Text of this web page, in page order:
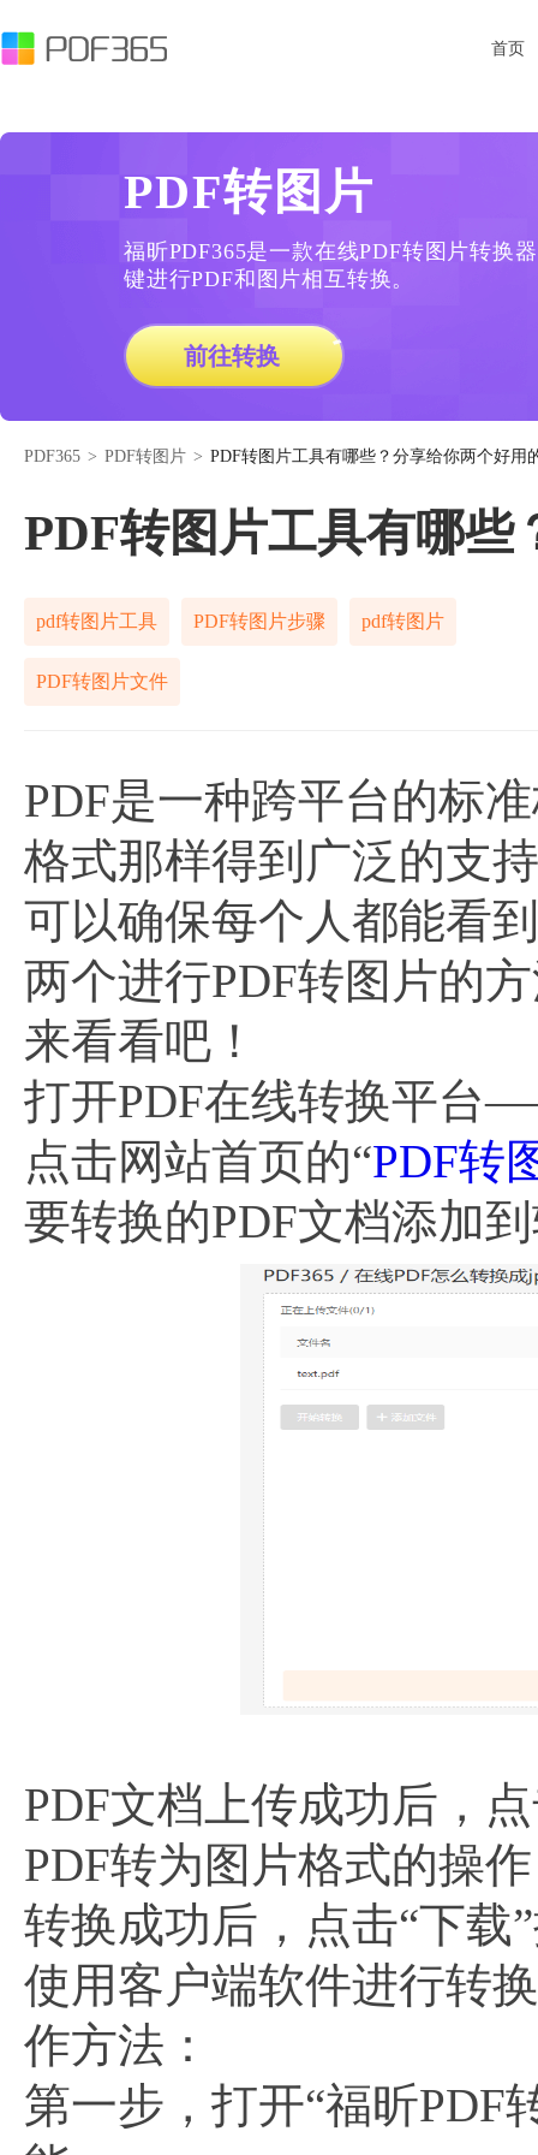
首页
PDF转图片
福昕PDF365是一款在线PDF转图片转换
键进行PDF和图片相互转换。
前往转换
PDF365 > PDF转图片 > PDF转图片工具有哪些？分享给你两个好用
PDF转图片工具有哪些
pdf转图片工具 PDF转图片步骤 pdf转图片
PDF转图片文件
PDF是一种跨平台的标
格式那样得到广泛的支
可以确保每个人都能看
两个进行PDF转图片的
来看看吧！
打开PDF在线转换平台
点击网站首页的“PDF转
要转换的PDF文档添加
PDF文档上传成功后，
PDF转为图片格式的操作
转换成功后，点击“下载
使用客户端软件进行转
作方法：
第一步，打开“福昕PDF